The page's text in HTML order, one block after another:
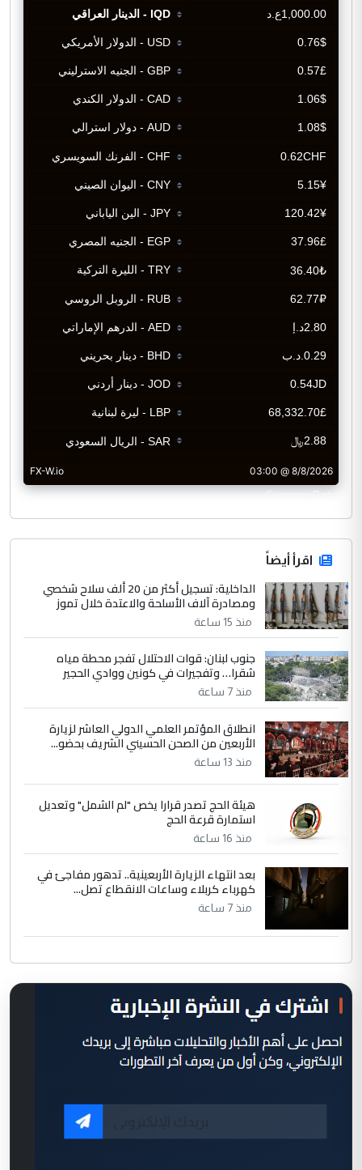
CurrencyRate
اقرأ أيضاً
الداخلية: تسجيل أكثر من 20 ألف سلاح شخصي
ومصادرة آلاف الأسلحة والاعتدة خلال تموز
منذ 15 ساعة
جنوب لبنان: قوات الاحتلال تفجر محطة مياه
شقرا… وتفجيرات في كونين ووادي الحجير
منذ 7 ساعة
انطلاق المؤتمر العلمي الدولي العاشر لزيارة
الأربعين من الصحن الحسيني الشريف بحضو...
منذ 13 ساعة
هيئة الحج تصدر قرارا يخص "لم الشمل" وتعديل
استمارة قرعة الحج
منذ 16 ساعة
بعد انتهاء الزيارة الأربعينية.. تدهور مفاجئ في
كهرباء كربلاء وساعات الانقطاع تصل...
منذ 7 ساعة